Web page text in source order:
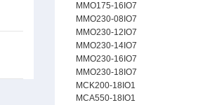
MMO175-16IO7
MMO230-08IO7
MMO230-12IO7
MMO230-14IO7
MMO230-16IO7
MMO230-18IO7
MCK200-18IO1
MCA550-18IO1